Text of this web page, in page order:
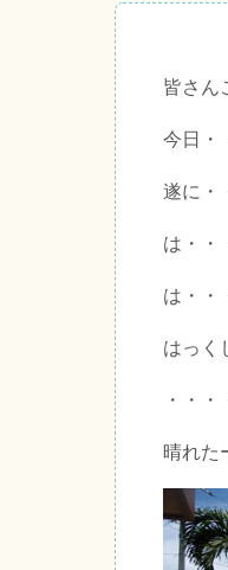
皆さん
今日・
遂に・
は・・
は・・
はっく
・・
晴れた